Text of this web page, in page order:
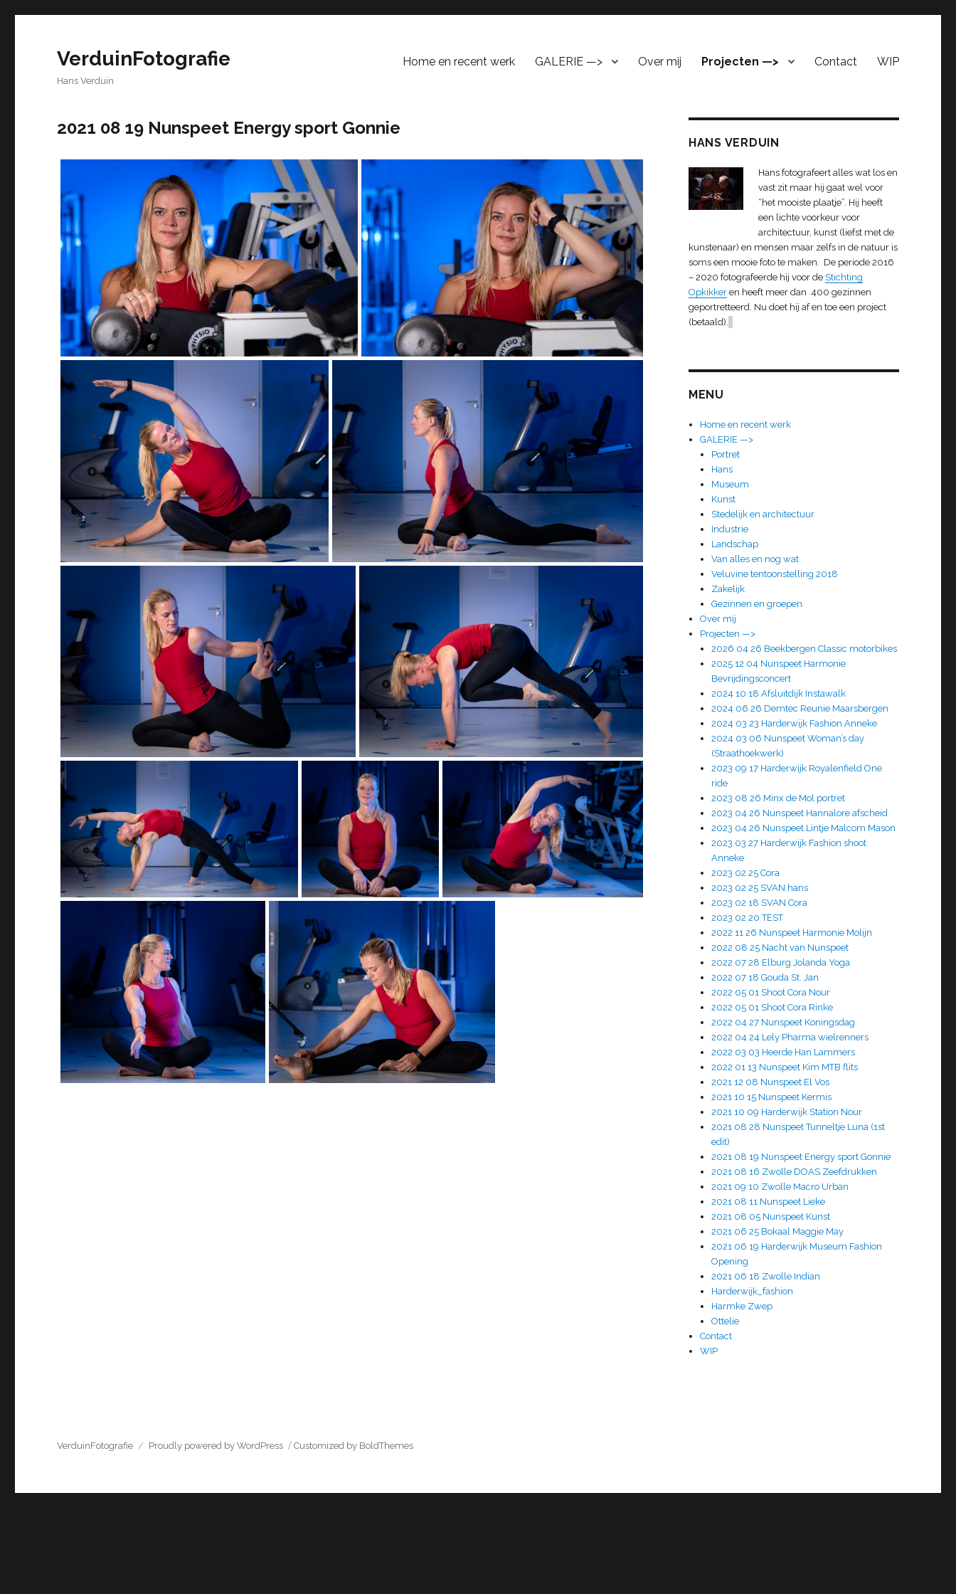
VerduinFotografie
Hans Verduin
Home en recent werk GALERIE —> Over mij Projecten —> Contact WIP
2021 08 19 Nunspeet Energy sport Gonnie
HANS VERDUIN
Hans fotografeert alles wat los en
vast zit maar hij gaat wel voor
“het mooiste plaatje”. Hij heeft
een lichte voorkeur voor
architectuur, kunst (liefst met de
kunstenaar) en mensen maar zelfs in de natuur is
soms een mooie foto te maken. De periode 2016
– 2020 fotografeerde hij voor de Stichting
Opkikkeren heeft meer dan 400 gezinnen
geportretteerd. Nu doet hij af en toe een project
(betaald).
MENU
Home en recent werk
GALERIE —>
Portret
Hans
Museum
Kunst
Stedelijk en architectuur
Industrie
Landschap
Van alles en nog wat
Veluvine tentoonstelling 2018
Zakelijk
Gezinnen en groepen
Over mij
Projecten —>
2026 04 26 Beekbergen Classic motorbikes
2025 12 04 Nunspeet Harmonie
Bevrijdingsconcert
2024 10 18 Afsluitdijk Instawalk
2024 06 26 Demtec Reunie Maarsbergen
2024 03 23 Harderwijk Fashion Anneke
2024 03 06 Nunspeet Woman’s day
(Straathoekwerk)
2023 09 17 Harderwijk Royalenfield One
ride
2023 08 26 Minx de Mol portret
2023 04 26 Nunspeet Hannalore afscheid
2023 04 26 Nunspeet Lintje Malcom Mason
2023 03 27 Harderwijk Fashion shoot
Anneke
2023 02 25 Cora
2023 02 25 SVAN hans
2023 02 18 SVAN Cora
2023 02 20 TEST
2022 11 26 Nunspeet Harmonie Molijn
2022 08 25 Nacht van Nunspeet
2022 07 28 Elburg Jolanda Yoga
2022 07 18 Gouda St. Jan
2022 05 01 Shoot Cora Nour
2022 05 01 Shoot Cora Rinke
2022 04 27 Nunspeet Koningsdag
2022 04 24 Lely Pharma wielrenners
2022 03 03 Heerde Han Lammers
2022 01 13 Nunspeet Kim MTB flits
2021 12 08 Nunspeet El Vos
2021 10 15 Nunspeet Kermis
2021 10 09 Harderwijk Station Nour
2021 08 28 Nunspeet Tunneltje Luna (1st
edit)
2021 08 19 Nunspeet Energy sport Gonnie
2021 08 16 Zwolle DOAS Zeefdrukken
2021 09 10 Zwolle Macro Urban
2021 08 11 Nunspeet Lieke
2021 08 05 Nunspeet Kunst
2021 06 25 Bokaal Maggie May
2021 06 19 Harderwijk Museum Fashion
Opening
2021 06 18 Zwolle Indian
Harderwijk_fashion
Harmke Zwep
Ottelie
Contact
WIP
Customized by BoldThemes
VerduinFotografie Proudly powered by WordPress